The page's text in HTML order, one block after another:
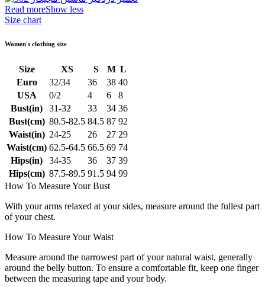
Read moreShow less
Size chart
Women's clothing size
Size XS S M L
Euro
32/34 36 38 40
USA
0/2 4 6
8
Bust(in)
31-32 33 34 36
Bust(cm) 80.5-82.5 84.5 87 92
Waist(in) 24-25 26 27 29
Waist(cm) 62.5-64.5 66.5 69 74
Hips(in)
34-35 36 37 39
Hips(cm) 87.5-89.5 91.5 94 99
How To Measure Your Bust
With your arms relaxed at your sides, measure around the fullest part
of your chest.
How To Measure Your Waist
Measure around the narrowest part of your natural waist, generally
around the belly button. To ensure a comfortable fit, keep one finger
between the measuring tape and your body.